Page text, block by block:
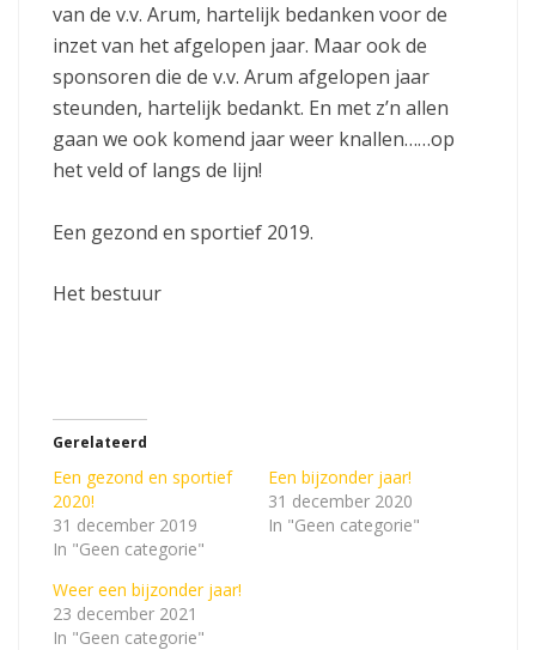
van de v.v. Arum, hartelijk bedanken voor de
inzet van het afgelopen jaar. Maar ook de
sponsoren die de v.v. Arum afgelopen jaar
steunden, hartelijk bedankt. En met z’n allen
gaan we ook komend jaar weer knallen……op
het veld of langs de lijn!
Een gezond en sportief 2019.
Het bestuur
Gerelateerd
Een gezond en sportief
2020!
31 december 2019
In "Geen categorie"
Een bijzonder jaar!
31 december 2020
In "Geen categorie"
Weer een bijzonder jaar!
23 december 2021
In "Geen categorie"